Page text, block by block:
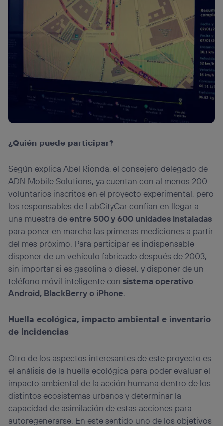
¿Quién puede participar?
Según explica Abel Rionda, el consejero delegado de
ADN Mobile Solutions, ya cuentan con al menos 200
voluntarios inscritos en el proyecto experimental, pero
los responsables de LabCityCar confían en llegar a
una muestra deentre 500 y 600 unidades instaladas
para poner en marcha las primeras mediciones a partir
del mes próximo. Para participar es indispensable
disponer de un vehículo fabricado después de 2003,
sin importar si es gasolina o diesel, y disponer de un
teléfono móvil inteligente consistema operativo
Android, BlackBerry o iPhone.
Huella ecológica, impacto ambiental e inventario
de incidencias
Otro de los aspectos interesantes de este proyecto es
el análisis de la huella ecológica para poder evaluar el
impacto ambiental de la acción humana dentro de los
distintos ecosistemas urbanos y determinar la
capacidad de asimilación de estas acciones para
autoregenerarse. En este sentido uno de los objetivos